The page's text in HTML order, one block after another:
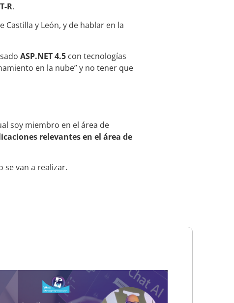
R.
y León, y de hablar en la
ASP.NET 4.5 con tecnologías
en la nube” y no tener que
soy miembro en el área de
relevantes en el área de
van a realizar.